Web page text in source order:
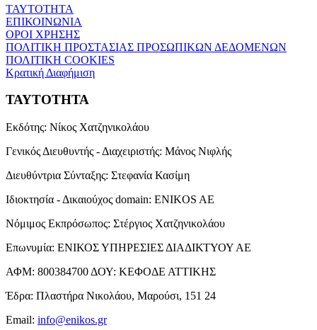
ΤΑΥΤΟΤΗΤΑ
ΕΠΙΚΟΙΝΩΝΙΑ
ΟΡΟΙ ΧΡΗΣΗΣ
ΠΟΛΙΤΙΚΗ ΠΡΟΣΤΑΣΙΑΣ ΠΡΟΣΩΠΙΚΩΝ ΔΕΔΟΜΕΝΩΝ
ΠΟΛΙΤΙΚΗ COOKIES
Κρατική Διαφήμιση
ΤΑΥΤΟΤΗΤΑ
Εκδότης: Νίκος Χατζηνικολάου
Γενικός Διευθυντής - Διαχειριστής: Μάνος Νιφλής
Διευθύντρια Σύνταξης: Στεφανία Κασίμη
Ιδιοκτησία - Δικαιούχος domain: ENIKOS AE
Νόμιμος Εκπρόσωπος: Στέργιος Χατζηνικολάου
Επωνυμία: ΕΝΙΚΟΣ ΥΠΗΡΕΣΙΕΣ ΔΙΑΔΙΚΤΥΟΥ ΑΕ
ΑΦΜ: 800384700 ΔΟΥ: ΚΕΦΟΔΕ ΑΤΤΙΚΗΣ
Έδρα: Πλαστήρα Νικολάου, Μαρούσι, 151 24
Email: info@enikos.gr